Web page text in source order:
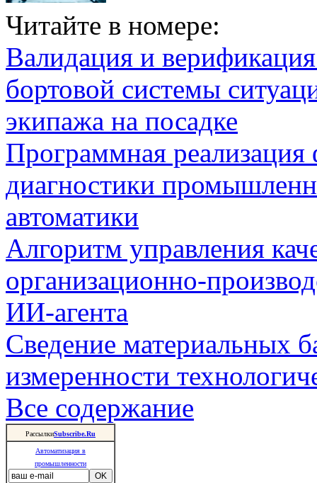
Читайте в номере:
Валидация и
бортовой системы
экипажа на посадке
Программная
диагностики
автоматики
Алгоритм управления
организационно-
ИИ-агента
Сведение материальных
измеренности
Все содержание
РассылкиSubscribe.Ru
Автоматизация в
промышленности